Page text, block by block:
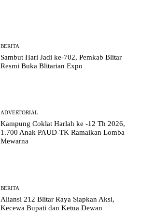
BERITA
Sambut Hari Jadi ke-702, Pemkab Blitar
Resmi Buka Blitarian Expo
ADVERTORIAL
Kampung Coklat Harlah ke -12 Th 2026,
1.700 Anak PAUD-TK Ramaikan Lomba
Mewarna
BERITA
Aliansi 212 Blitar Raya Siapkan Aksi,
Kecewa Bupati dan Ketua Dewan